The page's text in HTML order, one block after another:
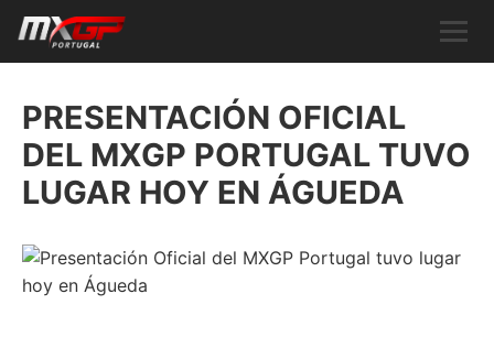
PRESENTACIÓN OFICIAL
DEL MXGP PORTUGAL TUVO
LUGAR HOY EN ÁGUEDA